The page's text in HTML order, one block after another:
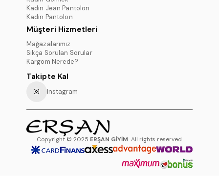
Kadın Jean Pantolon
Kadın Pantolon
Müşteri Hizmetleri
Mağazalarımız
Sıkça Sorulan Sorular
Kargom Nerede?
Takipte Kal
Instagram
Copyright © 2025 ERŞAN GİYİM All rights reserved.